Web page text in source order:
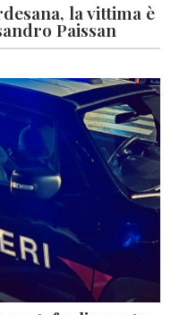
la vittima è
Paissan